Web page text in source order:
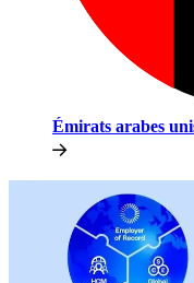
Émirats arabes